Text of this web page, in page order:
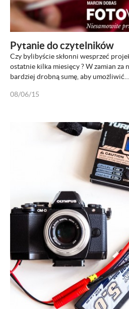
Pytanie do czytelników
Czy bylibyście skłonni wesprzeć
ostatnie kilka miesięcy ? W zamian za
bardziej drobną sumę, aby umożliwić…
08/06/15